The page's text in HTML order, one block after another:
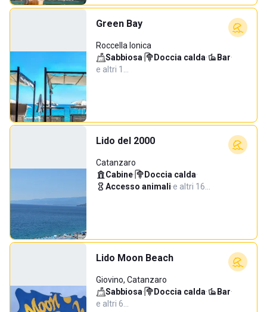
Green Bay
Roccella Ionica
Sabbiosa· Doccia calda· Bar·
e altri 1…
Lido del 2000
Catanzaro
Cabine· Doccia calda·
Accesso animali·e altri 16…
Lido Moon Beach
Giovino, Catanzaro
Sabbiosa· Doccia calda· Bar·
e altri 6…